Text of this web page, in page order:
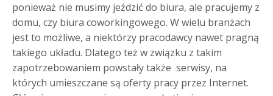
ponieważ nie musimy jeździć do biura, ale pracujemy z
domu, czy biura coworkingowego. W wielu branżach
jest to możliwe, a niektórzy pracodawcy nawet pragną
takiego układu. Dlatego też w związku z takim
zapotrzebowaniem powstały także serwisy, na
których umieszczane są oferty pracy przez Internet.